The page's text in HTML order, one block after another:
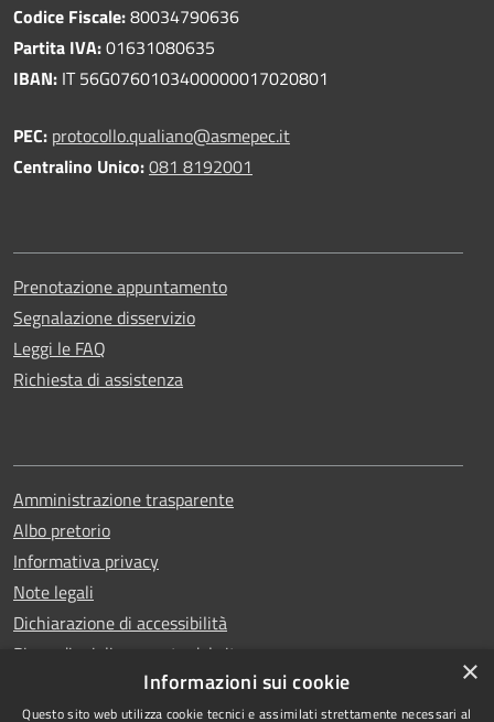
Codice Fiscale:80034790636
Partita IVA:01631080635
IBAN: IT 56G0760103400000017020801
PEC: protocollo.qualiano@asmepec.it
Centralino Unico:081 8192001
Prenotazione appuntamento
Segnalazione disservizio
Leggi le FAQ
Richiesta di assistenza
Amministrazione trasparente
Albo pretorio
Informativa privacy
Note legali
Dichiarazione di accessibilità
Piano di miglioramento del sito
×
Informazioni sui cookie
Questo sito web utilizza cookie tecnici e assimilati strettamente necessari al